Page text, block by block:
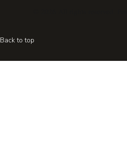
Back to top